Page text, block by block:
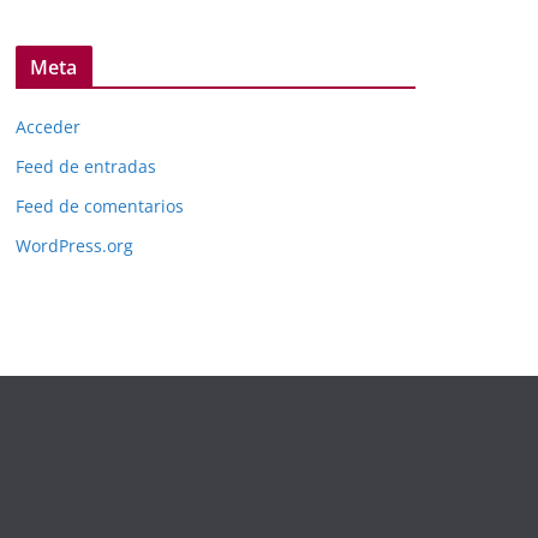
Meta
Acceder
Feed de entradas
Feed de comentarios
WordPress.org